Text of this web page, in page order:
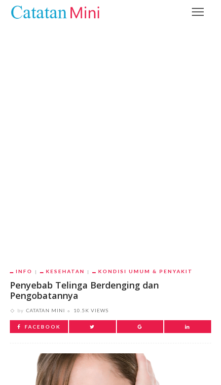
INFO KESEHATAN KONDISI UMUM & PENYAKIT
Penyebab Telinga Berdenging dan
Pengobatannya
by CATATAN MINI 10.5K VIEWS
FACEBOOK